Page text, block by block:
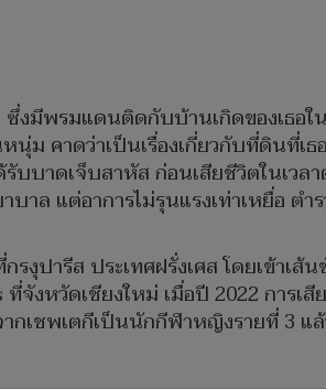
ซึ่งมีพรมแดนติดกับบ้านเกิดของเธอใน
ม คาดว่าเป็นเรื่องเกี่ยวกับที่ดินที่เธ
บาดเจ็บสาหัส ก่อนเสียชีวิตในเวล
ล แต่อาการไม่รุนแรงเท่าเหยื่อ ตำ
ปารีส ประเทศฝรั่งเศส โดยเข้าเส้
งหวัดเชียงใหม่ เมื่อปี 2022 การเสี
ากเชพเตกีเป็นนักกีฬาหญิงรายที่ 3 แ